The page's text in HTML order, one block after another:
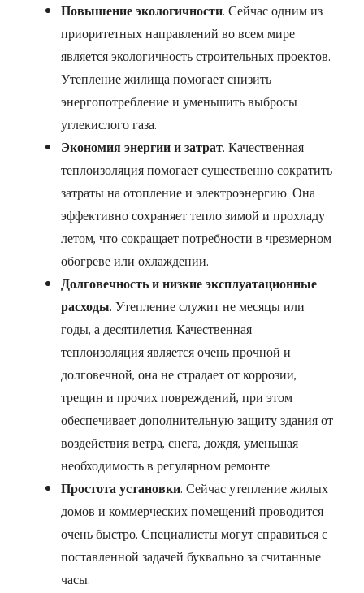
Повышение экологичности. Сейчас одним из
приоритетных направлений во всем мире
является экологичность строительных проектов.
Утепление жилища помогает снизить
энергопотребление и уменьшить выбросы
углекислого газа.
Экономия энергии и затрат. Качественная
теплоизоляция помогает существенно сократить
затраты на отопление и электроэнергию. Она
эффективно сохраняет тепло зимой и прохладу
летом, что сокращает потребности в чрезмерном
обогреве или охлаждении.
Долговечность и низкие эксплуатационные
расходы. Утепление служит не месяцы или
годы, а десятилетия. Качественная
теплоизоляция является очень прочной и
долговечной, она не страдает от коррозии,
трещин и прочих повреждений, при этом
обеспечивает дополнительную защиту здания от
воздействия ветра, снега, дождя, уменьшая
необходимость в регулярном ремонте.
Простота установки. Сейчас утепление жилых
домов и коммерческих помещений проводится
очень быстро. Специалисты могут справиться с
поставленной задачей буквально за считанные
часы.